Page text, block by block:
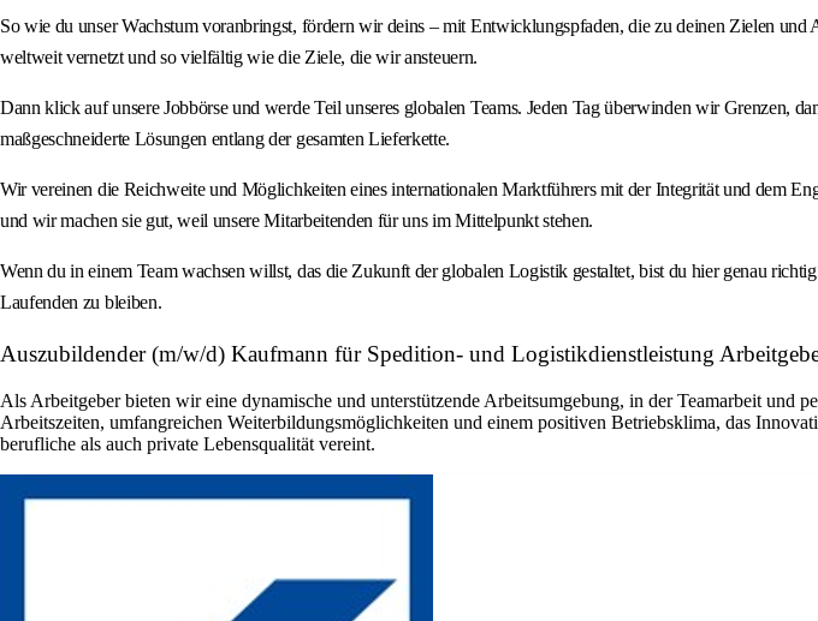
So wie du unser Wachstum voranbringst, fördern wir deins – mit Entwicklungspfaden, die zu deinen Zielen
weltweit vernetzt und so vielfältig wie die Ziele, die wir ansteuern.
Dann klick auf unsere Jobbörse und werde Teil unseres globalen Teams. Jeden Tag überwinden wir Grenzen,
maßgeschneiderte Lösungen entlang der gesamten Lieferkette.
Wir vereinen die Reichweite und Möglichkeiten eines internationalen Marktführers mit der Integrität und dem
und wir machen sie gut, weil unsere Mitarbeitenden für uns im Mittelpunkt stehen.
Wenn du in einem Team wachsen willst, das die Zukunft der globalen Logistik gestaltet, bist du hier genau
Laufenden zu bleiben.
Auszubildender (m/w/d) Kaufmann für Spedition- und Logistikdienstleistung
Als Arbeitgeber bieten wir eine dynamische und unterstützende Arbeitsumgebung, in der Teamarbeit
Arbeitszeiten, umfangreichen Weiterbildungsmöglichkeiten und einem positiven Betriebsklima, das
berufliche als auch private Lebensqualität vereint.